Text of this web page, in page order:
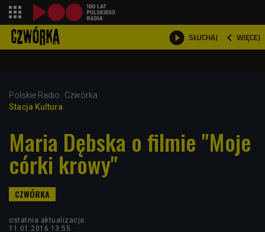
 SŁUCHAJ  WIĘCEJ

Polskie Radio
Czwórka
Stacja Kultura
Maria Dębska o filmie "Moje
córki krowy"
ostatnia aktualizacja:
11.01.2016 13:55